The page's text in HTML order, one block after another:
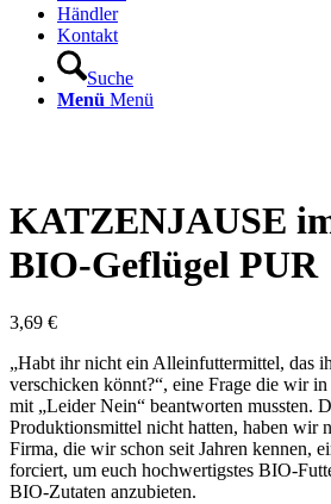
Händler
Kontakt
Suche
Menü Menü
KATZENJAUSE
BIO-Geflügel PUR
3,69 €
„Habt ihr nicht ein Alleinfuttermittel, das
verschicken könnt?“, eine Frage die wir
mit „Leider Nein“ beantworten mussten.
Produktionsmittel nicht hatten, haben wir
Firma, die wir schon seit Jahren kennen,
forciert, um euch hochwertigstes BIO-
BIO-Zutaten anzubieten.